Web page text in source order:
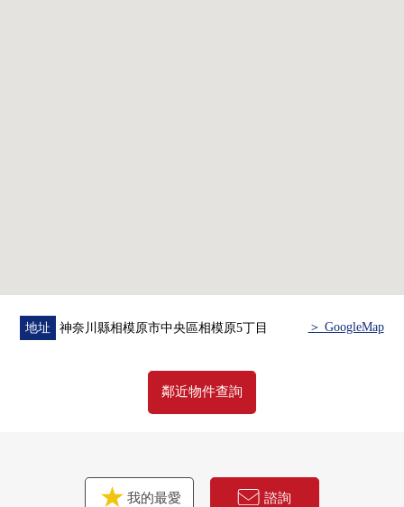
地址 神奈川縣相模原市中央區相模原5丁目 ＞ GoogleMap
鄰近物件查詢
我的最愛 諮詢